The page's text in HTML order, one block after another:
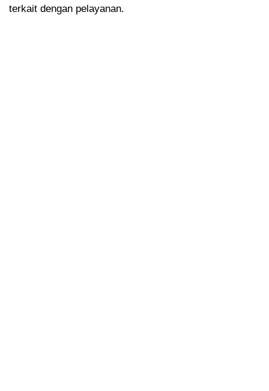
terkait dengan pelayanan.